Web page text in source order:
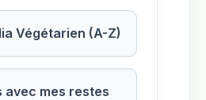
Végétarien (A-Z)
avec mes restes